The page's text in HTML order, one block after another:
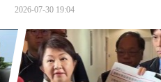
2026-07-30 19:04